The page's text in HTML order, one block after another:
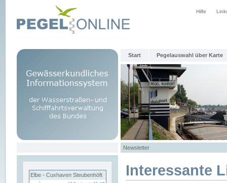
Hilfe
Start Pegelauswahl über Karte
Newsletter
Elbe - Cuxhaven Steubenhöft Interessante